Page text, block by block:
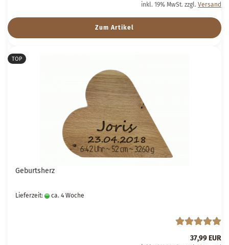
inkl. 19% MwSt. zzgl. Versand
Zum Artikel
TOP
Geburtsherz
Lieferzeit: ca. 4 Woche
37,99 EUR